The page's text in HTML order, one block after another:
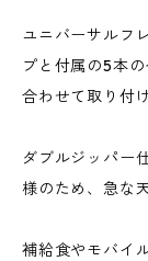
ユニバーサルフ
プと付属の5本
合わせて取り付
ダブルジッパー
様のため、急な
補給食やモバイ